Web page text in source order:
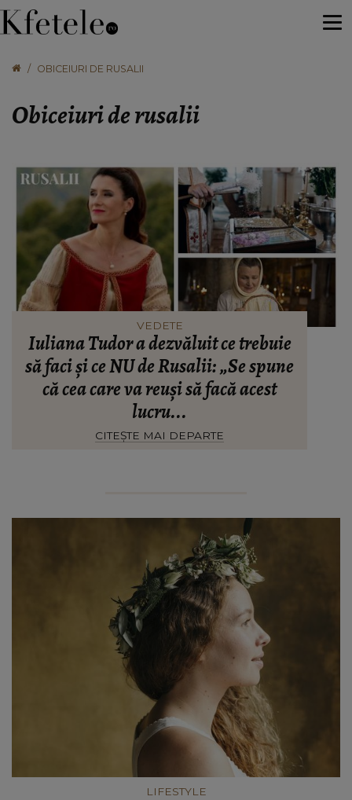
OBICEIURI DE RUSALII
Obiceiuri de rusalii
VEDETE
Iuliana Tudor a dezvăluit ce trebuie
să faci și ce NU de Rusalii: „Se spune
că cea care va reuși să facă acest
lucru...
CITEȘTE MAI DEPARTE
LIFESTYLE